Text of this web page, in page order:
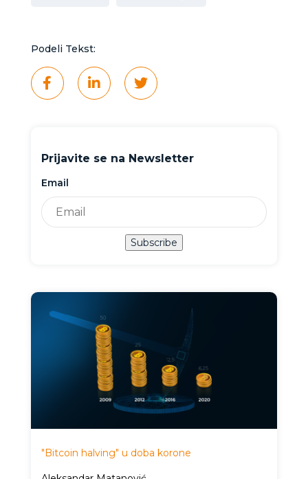
Podeli Tekst:
Prijavite se na Newsletter
Email
Subscribe
"Bitcoin halving" u doba korone